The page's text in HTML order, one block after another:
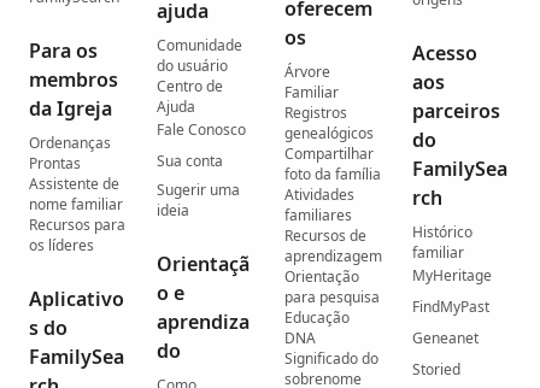
Para os
membros
da Igreja
Ordenanças
Prontas
Assistente de
nome familiar
Recursos para
os líderes
Aplicativo
s do
FamilySea
ajuda
Comunidade
do usuário
Centro de
Ajuda
Fale Conosco
Sua conta
Sugerir uma
ideia
Orientaçã
o e
aprendiza
do
oferecem
os
Árvore
Familiar
Registros
genealógicos
Compartilhar
foto da família
Atividades
familiares
Recursos de
aprendizagem
Orientação
para pesquisa
Educação
DNA
Significado do
sobrenome
Acesso
aos
parceiros
do
FamilySea
rch
Histórico
familiar
MyHeritage
FindMyPast
Geneanet
Storied